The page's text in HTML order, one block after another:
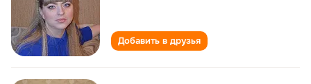
Добавить в друзья